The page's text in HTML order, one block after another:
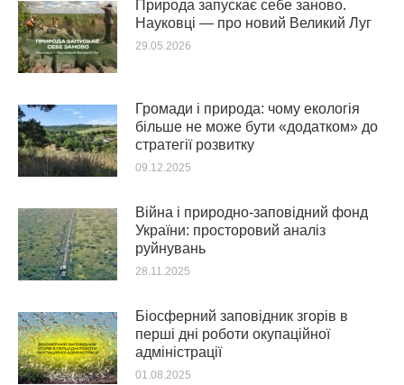
Природа запускає себе заново.
Науковці — про новий Великий Луг
29.05.2026
Громади і природа: чому екологія
більше не може бути «додатком» до
стратегії розвитку
09.12.2025
Війна і природно-заповідний фонд
України: просторовий аналіз
руйнувань
28.11.2025
Біосферний заповідник згорів в
перші дні роботи окупаційної
адміністрації
01.08.2025